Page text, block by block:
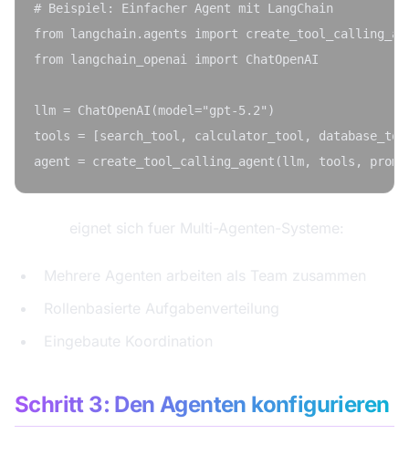
# Beispiel: Einfacher Agent mit LangChain
from langchain.agents import
from langchain_openai import ChatOpenAI
llm = ChatOpenAI(model="gpt-5.2")
tools = [search_tool, calculator_tool,
eignet sich fuer Multi-Agenten-Systeme:
Mehrere Agenten arbeiten als Team zusammen
Rollenbasierte Aufgabenverteilung
Eingebaute Koordination
Schritt 3: Den Agenten konfigurieren